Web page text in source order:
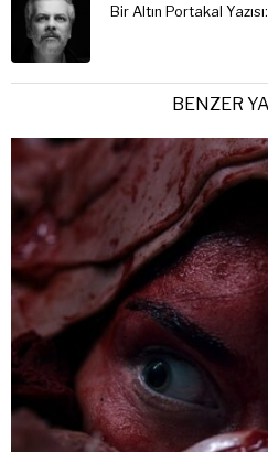
Bir Altın Portakal
BENZER